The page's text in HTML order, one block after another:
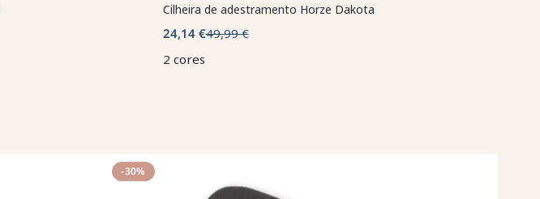
Cilheira de adestramento Horze Dakota
24,14 €49,99 €
2 cores
-30%